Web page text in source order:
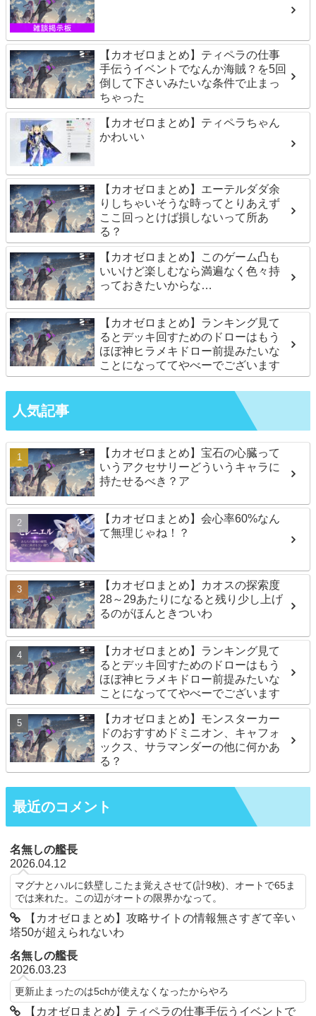
【カオゼロまとめ】ティペラの仕事
手伝うイベントでなんか海賊？を5回
倒して下さいみたいな条件で止まっ
ちゃった
【カオゼロまとめ】ティペラちゃん
かわいい
【カオゼロまとめ】エーテルダダ余
りしちゃいそうな時ってとりあえず
ここ回っとけば損しないって所あ
る？
【カオゼロまとめ】このゲーム凸も
いいけど楽しむなら満遍なく色々持
っておきたいからな…
【カオゼロまとめ】ランキング見て
るとデッキ回すためのドローはもう
ほぼ神ヒラメキドロー前提みたいな
ことになっててやべーでございます
人気記事
【カオゼロまとめ】宝石の心臓って
いうアクセサリーどういうキャラに
持たせるべき？ア
【カオゼロまとめ】会心率60%なん
て無理じゃね！？
【カオゼロまとめ】カオスの探索度
28～29あたりになると残り少し上げ
るのがほんときついわ
【カオゼロまとめ】ランキング見て
るとデッキ回すためのドローはもう
ほぼ神ヒラメキドロー前提みたいな
ことになっててやべーでございます
【カオゼロまとめ】モンスターカー
ドのおすすめドミニオン、キャフォ
ックス、サラマンダーの他に何かあ
る？
最近のコメント
名無しの艦長
2026.04.12
マグナとハルに鉄壁しこたま覚えさせて(計9枚)、オートで65ま
では来れた。この辺がオートの限界かなって。
【カオゼロまとめ】攻略サイトの情報無さすぎて辛い
塔50が超えられないわ
名無しの艦長
2026.03.23
更新止まったのは5chが使えなくなったからやろ
【カオゼロまとめ】ティペラの仕事手伝うイベントで